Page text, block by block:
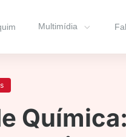
Multimídia